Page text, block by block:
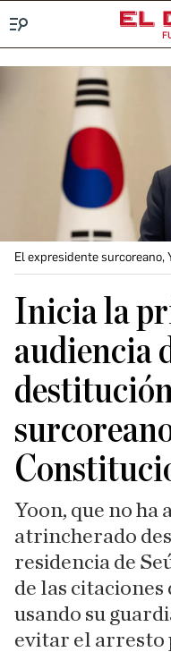
El expresidente surcoreano,
Inicia la
audiencia
Yoon, que no ha
atrincherado
residencia de
de las
usando su
evitar el arresto